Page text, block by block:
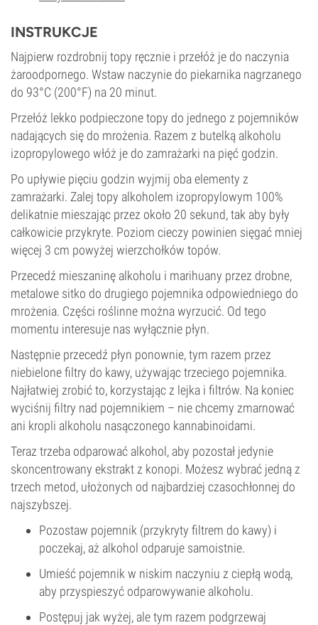
INSTRUKCJE
Najpierw rozdrobnij topy ręcznie i przełóż je do naczynia
żaroodpornego. Wstaw naczynie do piekarnika nagrzanego
do 93°C (200°F) na 20 minut.
Przełóż lekko podpieczone topy do jednego z pojemników
nadających się do mrożenia. Razem z butelką alkoholu
izopropylowego włóż je do zamrażarki na pięć godzin.
Po upływie pięciu godzin wyjmij oba elementy z
zamrażarki. Zalej topy alkoholem izopropylowym 100%
delikatnie mieszając przez około 20 sekund, tak aby były
całkowicie przykryte. Poziom cieczy powinien sięgać mniej
więcej 3 cm powyżej wierzchołków topów.
Przecedź mieszaninę alkoholu i marihuany przez drobne,
metalowe sitko do drugiego pojemnika odpowiedniego do
mrożenia. Części roślinne można wyrzucić. Od tego
momentu interesuje nas wyłącznie płyn.
Następnie przecedź płyn ponownie, tym razem przez
niebielone filtry do kawy, używając trzeciego pojemnika.
Najłatwiej zrobić to, korzystając z lejka i filtrów. Na koniec
wyciśnij filtry nad pojemnikiem – nie chcemy zmarnować
ani kropli alkoholu nasączonego kannabinoidami.
Teraz trzeba odparować alkohol, aby pozostał jedynie
skoncentrowany ekstrakt z konopi. Możesz wybrać jedną z
trzech metod, ułożonych od najbardziej czasochłonnej do
najszybszej.
Pozostaw pojemnik (przykryty filtrem do kawy) i
poczekaj, aż alkohol odparuje samoistnie.
Umieść pojemnik w niskim naczyniu z ciepłą wodą,
aby przyspieszyć odparowywanie alkoholu.
Postępuj jak wyżej, ale tym razem podgrzewaj